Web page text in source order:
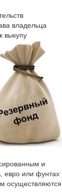
владельца
выкупу
и
евро или фунтах
осуществляются